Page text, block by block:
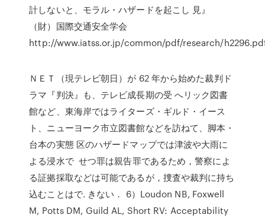
計しないと、モラル・ハザードを起こし 見』
（財）国際交通安全学会
http://www.iatss.or.jp/common/pdf/research/
ＮＥＴ（現テレビ朝日）が 62 年から始めた裁判ド
ラマ『判決』も、テレビ成長期の受 へリック図書
館など、東海岸ではライターズ・ギルド・イース
ト、ニューヨーク市立図書館などを訪ねて、脚本・
台本の実態 区のハザードマップでは津波や大雨に
よる浸水で せつ罪は親告罪であるため，警察によ
る証拠採取などは可能であるが，捜査や裁判に持ち
込むことはで. きない． 6）Loudon NB, Foxwell
M, Potts DM, Guild AL, Short RV: Acceptability